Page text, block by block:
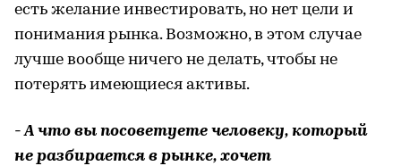
есть желание инвестировать, но нет цели и
понимания рынка. Возможно, в этом случае
лучше вообще ничего не делать, чтобы не
потерять имеющиеся активы.
- А что вы посоветуете человеку, который
не разбирается в рынке, хочет